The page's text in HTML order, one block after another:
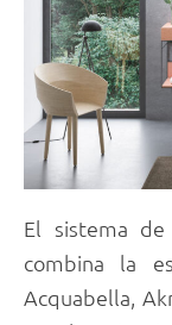
El sistema de
combina la
Acquabella,